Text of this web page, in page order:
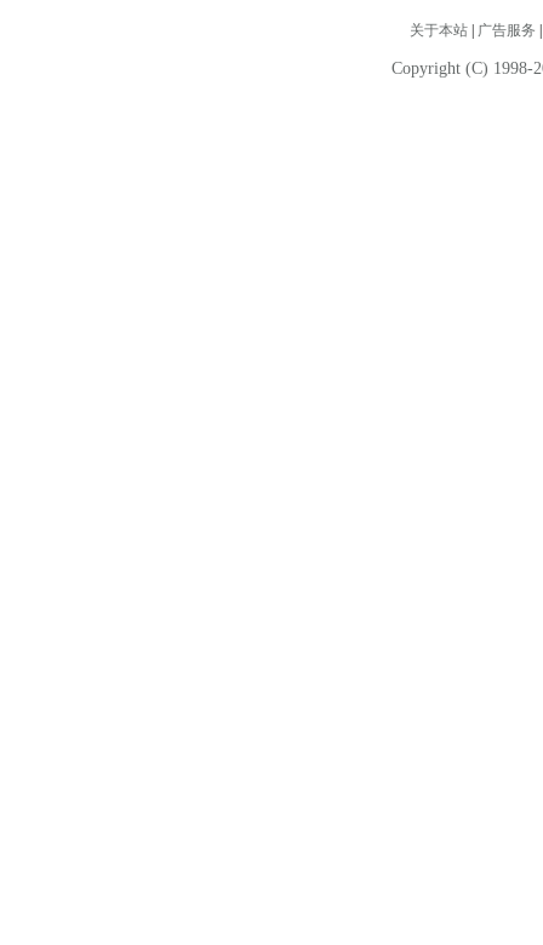
关于本站| 广告服务
Copyright (C) 1998-